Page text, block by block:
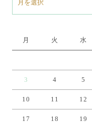
月 火 水
3 4 5
10 11 12
17 18 19